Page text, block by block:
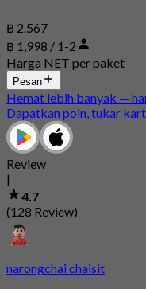
฿ 2.567
฿ 1,998 / 1-2
Harga NET per paket
Pesan
Hemat lebih banyak —
Dapatkan poin, tukar
Review
|
4.7
(128 Review)
narongchai chaisit